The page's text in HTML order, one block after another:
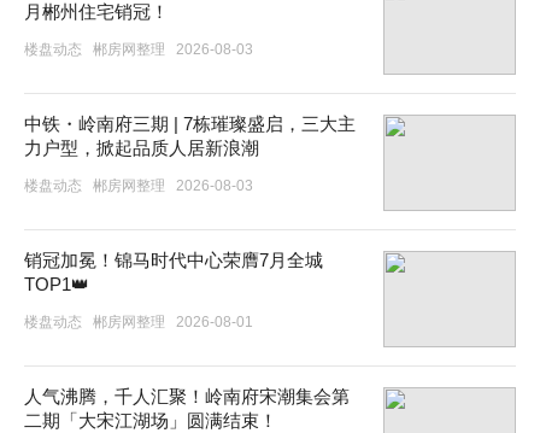
月郴州住宅销冠！
楼盘动态 郴房网整理 2026-08-03
中铁・岭南府三期 | 7栋璀璨盛启，三大主
力户型，掀起品质人居新浪潮
楼盘动态 郴房网整理 2026-08-03
销冠加冕！锦马时代中心荣膺7月全城
TOP1👑
楼盘动态 郴房网整理 2026-08-01
人气沸腾，千人汇聚！岭南府宋潮集会第
二期「大宋江湖场」圆满结束！